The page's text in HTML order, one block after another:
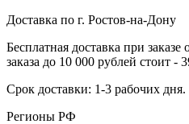
Доставка по г. Ростов-на-Дону
Бесплатная доставка при
заказа до 10 000 рублей стоит -
Срок доставки: 1-3 рабочих дня.
Регионы РФ